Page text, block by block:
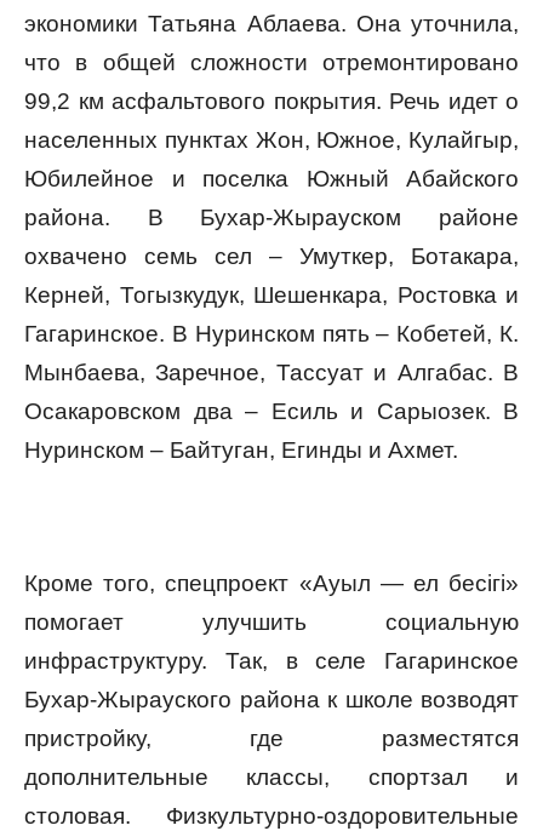
экономики Татьяна Аблаева. Она уточнила,
что в общей сложности отремонтировано
99,2 км асфальтового покрытия. Речь идет о
населенных пунктах Жон, Южное, Кулайгыр,
Юбилейное и поселка Южный Абайского
района. В Бухар-Жырауском районе
охвачено семь сел – Умуткер, Ботакара,
Керней, Тогызкудук, Шешенкара, Ростовка и
Гагаринское. В Нуринском пять – Кобетей, К.
Мынбаева, Заречное, Тассуат и Алгабас. В
Осакаровском два – Есиль и Сарыозек. В
Нуринском – Байтуган, Егинды и Ахмет.
Кроме того, спецпроект «Ауыл — ел бесігі»
помогает улучшить социальную
инфраструктуру. Так, в селе Гагаринское
Бухар-Жырауского района к школе возводят
пристройку, где разместятся
дополнительные классы, спортзал и
столовая. Физкультурно-оздоровительные